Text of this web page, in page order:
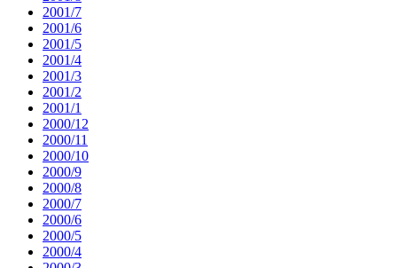
2001/7
2001/6
2001/5
2001/4
2001/3
2001/2
2001/1
2000/12
2000/11
2000/10
2000/9
2000/8
2000/7
2000/6
2000/5
2000/4